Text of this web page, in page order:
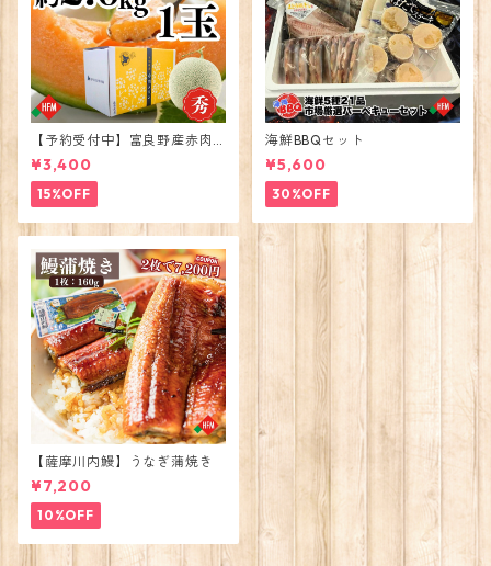
【予約受付中】富良野産赤肉
メロン大玉1玉2026年度出荷
¥3,400
15%OFF
海鮮BBQセット
¥5,600
30%OFF
【薩摩川内鰻】うなぎ蒲焼き
¥7,200
10%OFF